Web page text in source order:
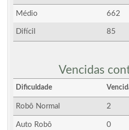
Médio 662
Difícil 85
Vencidas
Dificuldade
Robô Normal 2
Auto Robô 0